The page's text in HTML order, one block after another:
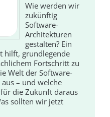
Wie werden wir
zukünftig
Software-
Architekturen
gestalten? Ein
hilft, grundlegende
Fortschritt zu
Welt der Software-
– und welche
die Zukunft daraus
sollten wir jetzt